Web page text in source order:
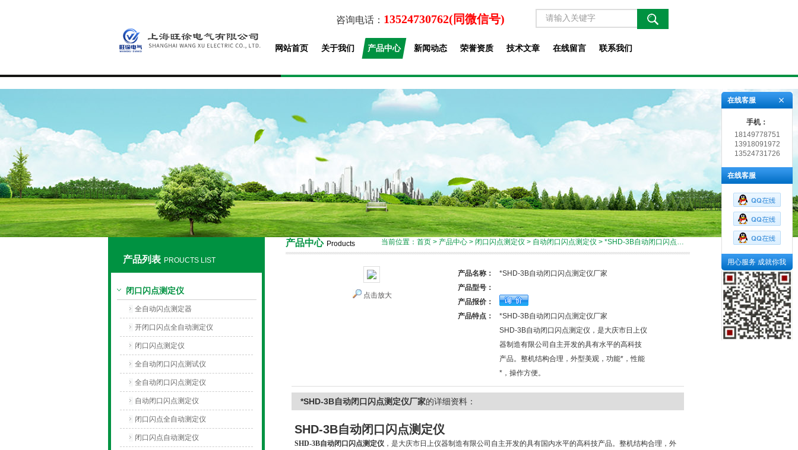
上海旺徐电气有限公司
咨询电话： 13524730762(同微信号)
网站首页 关于我们 产品中心 新闻动态 荣誉资质 技术文章 在线留言 联系我们
产品列表 PROUCTS LIST
闭口闪点测定仪
全自动闪点测定器
开闭口闪点全自动测定仪
闭口闪点测定仪
全自动闭口闪点测试仪
全自动闭口闪点测定仪
自动闭口闪点测定仪
闭口闪点全自动测定仪
闭口闪点自动测定仪
产品中心 Products 当前位置： 首页 > 产品中心 > 闭口闪点测定仪 > 自动闭口闪点测定仪 > *SHD-3B自动闭口闪点测定仪厂家
点击放大
产品名称：
*SHD-3B自动闭口闪点测定仪厂家
产品型号：
产品报价：
产品特点：
*SHD-3B自动闭口闪点测定仪厂家
SHD-3B自动闭口闪点测定仪，是大庆市日上仪
器制造有限公司自主开发的具有水平的高科技
产品。整机结构合理，外型美观，功能*，性能
*，操作方便。
*SHD-3B自动闭口闪点测定仪厂家的详细资料：
SHD-3B自动闭口闪点测定仪
SHD-3B自动闭口闪点测定仪 ，是大庆市日上仪器制造有限公司自主开发的具有国内水平的高科技产品。整机结构合理，外
在线客服
手机：
18149778751
13918091972
13524731726
在线客服
用心服务 成就你我